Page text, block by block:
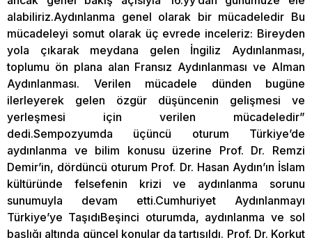
alabiliriz.Aydınlanma genel olarak bir mücadeledir Bu
mücadeleyi somut olarak üç evrede inceleriz: Bireyden
yola çıkarak meydana gelen İngiliz Aydınlanması,
toplumu ön plana alan Fransız Aydınlanması ve Alman
Aydınlanması. Verilen mücadele dünden bugüne
ilerleyerek gelen özgür düşüncenin gelişmesi ve
yerleşmesi için verilen mücadeledir”
dedi.Sempozyumda üçüncü oturum Türkiye’de
aydınlanma ve bilim konusu üzerine Prof. Dr. Remzi
Demir’in, dördüncü oturum Prof. Dr. Hasan Aydın’ın İslam
kültüründe felsefenin krizi ve aydınlanma sorunu
sunumuyla devam etti.Cumhuriyet Aydınlanmayı
Türkiye’ye TaşıdıBeşinci oturumda, aydınlanma ve sol
başlığı altında güncel konular da tartışıldı. Prof. Dr. Korkut